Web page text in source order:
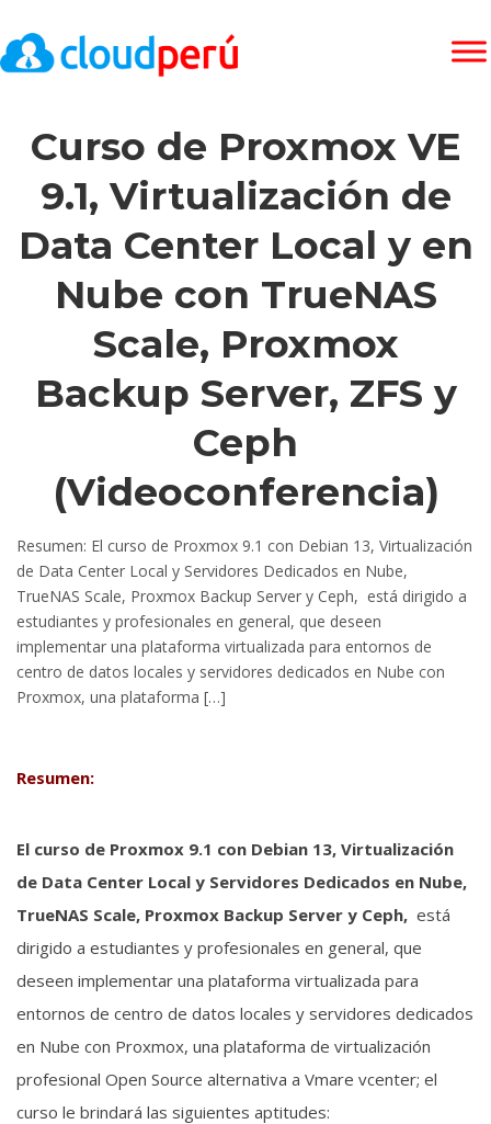
Curso de Proxmox VE
9.1, Virtualización de
Data Center Local y en
Nube con TrueNAS
Scale, Proxmox
Backup Server, ZFS y
Ceph
(Videoconferencia)
Resumen: El curso de Proxmox 9.1 con Debian 13, Virtualización
de Data Center Local y Servidores Dedicados en Nube,
TrueNAS Scale, Proxmox Backup Server y Ceph, está dirigido a
estudiantes y profesionales en general, que deseen
implementar una plataforma virtualizada para entornos de
centro de datos locales y servidores dedicados en Nube con
Proxmox, una plataforma […]
Resumen:
El curso de Proxmox 9.1 con Debian 13, Virtualización
de Data Center Local y Servidores Dedicados en Nube,
TrueNAS Scale, Proxmox Backup Server y Ceph, está
dirigido a estudiantes y profesionales en general, que
deseen implementar una plataforma virtualizada para
entornos de centro de datos locales y servidores dedicados
en Nube con Proxmox, una plataforma de virtualización
profesional Open Source alternativa a Vmare vcenter; el
curso le brindará las siguientes aptitudes: